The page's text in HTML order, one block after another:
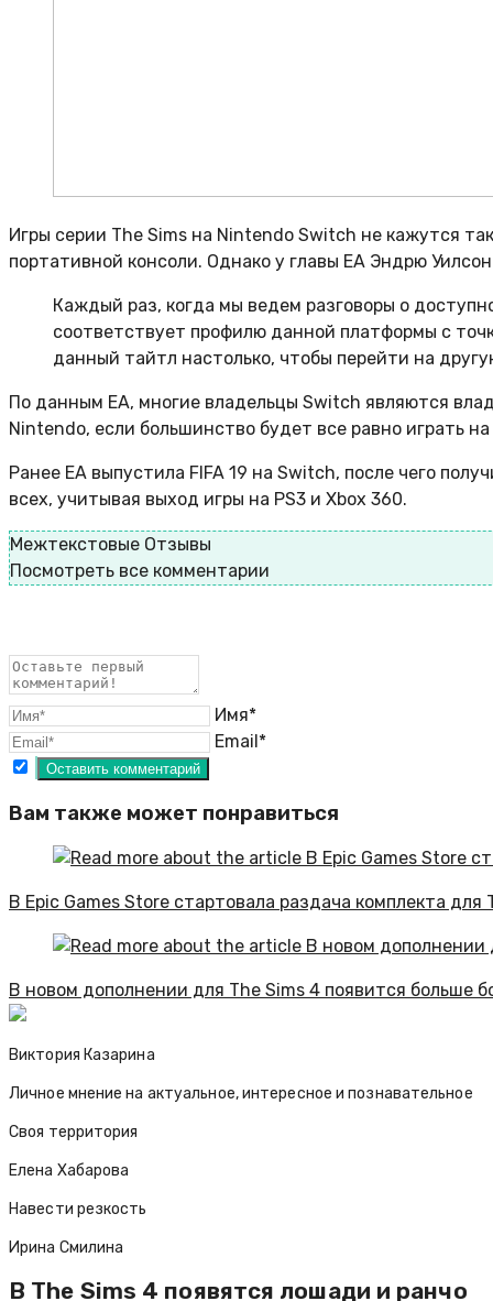
Игры серии The Sims на Nintendo Switch не кажутся
портативной консоли. Однако у главы EA Эндрю
Каждый раз, когда мы ведем разговоры о
соответствует профилю данной платформы с
данный тайтл настолько, чтобы перейти на
По данным EA, многие владельцы Switch являются
Nintendo, если большинство будет все равно играть
Ранее EA выпустила FIFA 19 на Switch, после чего
всех, учитывая выход игры на PS3 и Xbox 360.
Межтекстовые Отзывы
Посмотреть все комментарии
Имя*
Email*
Вам также может понравиться
В Epic Games Store стартовала раздача комплекта
В новом дополнении для The Sims 4 появится больше
Виктория Казарина
Личное мнение на актуальное, интересное и познавательное
Своя территория
Елена Хабарова
Навести резкость
Ирина Смилина
В The Sims 4 появятся лошади и ранчо